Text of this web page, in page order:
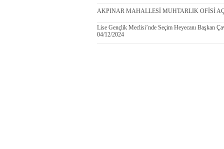
AKPINAR MAHALLESİ MUHTARLIK OFİSİ
Lise Gençlik Meclisi’nde Seçim Heyecanı Başkan
04/12/2024